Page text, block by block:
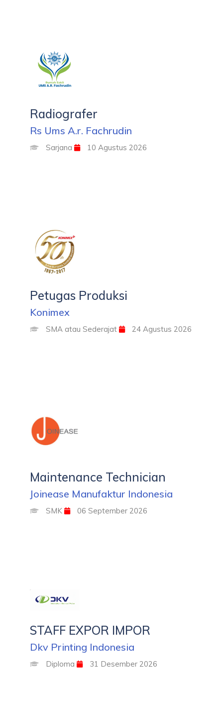
Radiografer
Rs Ums A.r. Fachrudin
Sarjana 10 Agustus 2026
Petugas Produksi
Konimex
SMA atau Sederajat 24 Agustus 2026
Maintenance Technician
Joinease Manufaktur Indonesia
SMK 06 September 2026
STAFF EXPOR IMPOR
Dkv Printing Indonesia
Diploma 31 Desember 2026